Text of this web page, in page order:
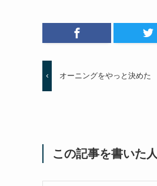
オーニングをやっと決めた
この記事を書いた人